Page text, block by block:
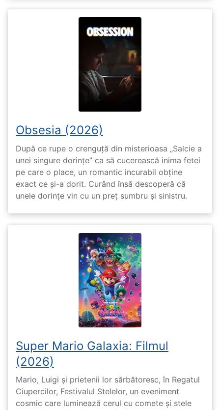
Obsesia (2026)
După ce rupe o crenguță din misterioasa „Salcie a
unei singure dorințe” ca să cucerească inima fetei
pe care o place, un romantic incurabil obține
exact ce și-a dorit. Curând însă descoperă că
unele dorințe vin cu un preț sumbru și sinistru.
Super Mario Galaxia: Filmul
(2026)
Mario, Luigi și prietenii lor sărbătoresc, în Regatul
Ciupercilor, Festivalul Stelelor, un eveniment
cosmic care luminează cerul cu comete și stele